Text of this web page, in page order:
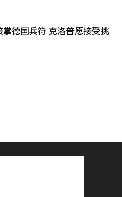
掌德国兵符 克洛普愿接受挑